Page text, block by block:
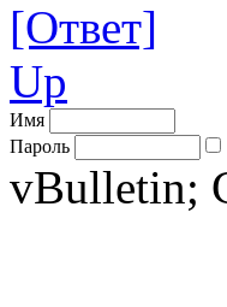
[Ответ]
Up
Имя
Пароль
vBulletin;